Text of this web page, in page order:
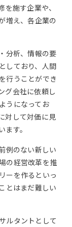
施す企業や、
増え、各企業の
分析、情報の要
しており、人間
行うことができ
グ会社に依頼し
うになってお
対して対価に見
す。
例のない新しい
の経営改革を推
ーを作るといっ
とはまだ難しい
ルタントとして